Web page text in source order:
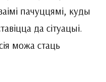
пачуццямі, куды
да сітуацыі.
можа стаць